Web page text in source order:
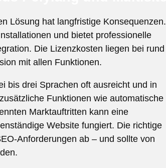
Lösung hat langfristige Konsequenzen.
und bietet professionelle
Die Lizenzkosten liegen bei rund
mit allen Funktionen.
bis drei Sprachen oft ausreicht und in
Funktionen wie automatische
Marktauftritten kann eine
Website fungiert. Die richtige
Anforderungen ab – und sollte von